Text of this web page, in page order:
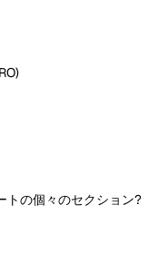
トの個々のセクション?